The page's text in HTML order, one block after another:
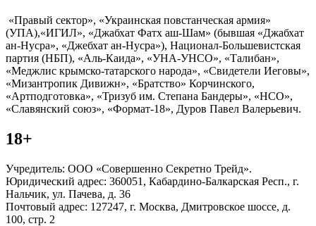
«Правый сектор», «Украинская повстанческая армия»
(УПА),«ИГИЛ», «Джабхат Фатх аш-Шам» (бывшая «Джабхат
ан-Нусра», «Джебхат ан-Нусра»), Национал-Большевистская
партия (НБП), «Аль-Каида», «УНА-УНСО», «Талибан»,
«Меджлис крымско-татарского народа», «Свидетели Иеговы»,
«Мизантропик Дивижн», «Братство» Корчинского,
«Артподготовка», «Тризуб им. Степана Бандеры», «НСО»,
«Славянский союз», «Формат-18», Дуров Павел Валерьевич.
18+
Учредитель: ООО «Совершенно Секретно Трейд».
Юридический адрес: 360051, Кабардино-Балкарская Респ., г.
Нальчик, ул. Пачева, д. 36
Почтовый адрес: 127247, г. Москва, Дмитровское шоссе, д.
100, стр. 2